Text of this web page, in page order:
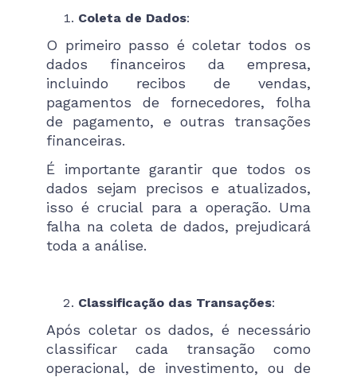
Coleta de Dados:
O primeiro passo é coletar todos os
dados financeiros da empresa,
incluindo recibos de vendas,
pagamentos de fornecedores, folha
de pagamento, e outras transações
financeiras.
É importante garantir que todos os
dados sejam precisos e atualizados​,
isso é crucial para a operação. Uma
falha na coleta de dados, prejudicará
toda a análise.
Classificação das Transações:
Após coletar os dados, é necessário
classificar cada transação como
operacional, de investimento, ou de